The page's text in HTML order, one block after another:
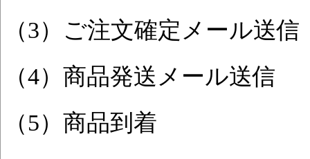
（3）ご注文確定メール送信
（4）商品発送メール送信
（5）商品到着